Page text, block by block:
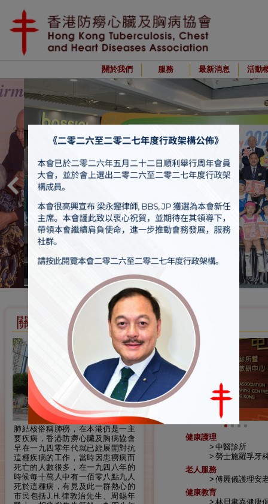
關於我們 服務 最新消息 活動
關於我們
肺結核俗稱肺癆，在本港仍是一主
要疾病，香港防癆心臟及胸病協會
早在一九四零年代就已經展開對抗
這種疾病的工作，當時因患癆病而
死亡的人數很多，在一九四八年的
時候每十萬人中有一佰零八點九人
死於這種病，有見及此一群熱心的
市民包括J.H.律敦治先生、周錫年
服務
中醫診所
健康護理
中醫診所
勞士施羅孚牙
老人服務
傅麗儀護理安
健康教育
林貝聿嘉健康